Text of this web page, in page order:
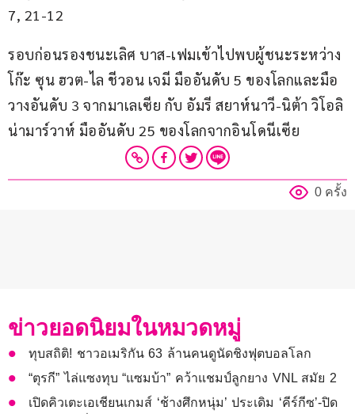
7, 21-12
รอบก่อนรองชนะเลิศ บาส-เฟมเข้าไปพบผู้ชนะระหว่าง
โก๊ะ ซุน ฮวต-ไล ชีวอน เจมี มืออันดับ 5 ของโลกและมือ
วางอันดับ 3 จากมาเลเซีย กับ อัมรี สยาห์นาวี-นิต้า วิโอลิ
น่ามาร์วาห์ มืออันดับ 25 ของโลกจากอินโดนีเซีย
0 ครั้ง
ข่าวยอดนิยมในหมวดหมู่
ทุบสถิติ! ชาวอเมริกัน 63 ล้านคนดูนัดชิงฟุตบอลโลก
“ตุรกี” ไล่แซงทุบ “แซมบ้า” คว้าแชมป์ลูกยาง VNL สมัย 2
เปิดคิวเตะเอเชียนเกมส์ ‘ช้างศึกหนุ่ม’ ประเดิม ‘คีร์กีซ’-ปิด